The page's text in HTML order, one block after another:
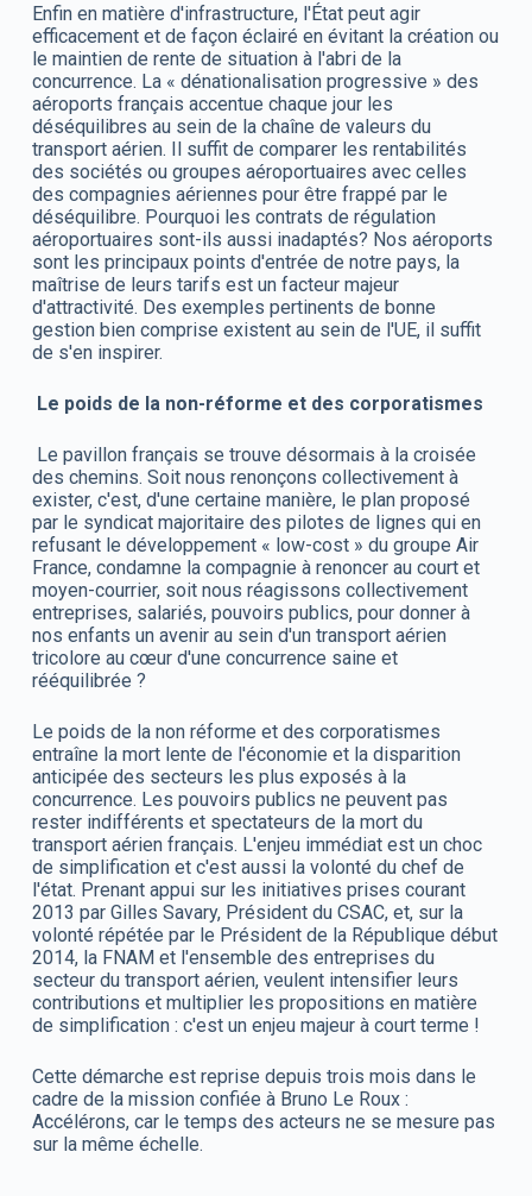
Enfin en matière d'infrastructure, l'État peut agir
efficacement et de façon éclairé en évitant la création ou
le maintien de rente de situation à l'abri de la
concurrence. La « dénationalisation progressive » des
aéroports français accentue chaque jour les
déséquilibres au sein de la chaîne de valeurs du
transport aérien. Il suffit de comparer les rentabilités
des sociétés ou groupes aéroportuaires avec celles
des compagnies aériennes pour être frappé par le
déséquilibre. Pourquoi les contrats de régulation
aéroportuaires sont-ils aussi inadaptés? Nos aéroports
sont les principaux points d'entrée de notre pays, la
maîtrise de leurs tarifs est un facteur majeur
d'attractivité. Des exemples pertinents de bonne
gestion bien comprise existent au sein de l'UE, il suffit
de s'en inspirer.
Le poids de la non-réforme et des corporatismes
Le pavillon français se trouve désormais à la croisée
des chemins. Soit nous renonçons collectivement à
exister, c'est, d'une certaine manière, le plan proposé
par le syndicat majoritaire des pilotes de lignes qui en
refusant le développement « low-cost » du groupe Air
France, condamne la compagnie à renoncer au court et
moyen-courrier, soit nous réagissons collectivement
entreprises, salariés, pouvoirs publics, pour donner à
nos enfants un avenir au sein d'un transport aérien
tricolore au cœur d'une concurrence saine et
rééquilibrée ?
Le poids de la non réforme et des corporatismes
entraîne la mort lente de l'économie et la disparition
anticipée des secteurs les plus exposés à la
concurrence. Les pouvoirs publics ne peuvent pas
rester indifférents et spectateurs de la mort du
transport aérien français. L'enjeu immédiat est un choc
de simplification et c'est aussi la volonté du chef de
l'état. Prenant appui sur les initiatives prises courant
2013 par Gilles Savary, Président du CSAC, et, sur la
volonté répétée par le Président de la République début
2014, la FNAM et l'ensemble des entreprises du
secteur du transport aérien, veulent intensifier leurs
contributions et multiplier les propositions en matière
de simplification : c'est un enjeu majeur à court terme !
Cette démarche est reprise depuis trois mois dans le
cadre de la mission confiée à Bruno Le Roux :
Accélérons, car le temps des acteurs ne se mesure pas
sur la même échelle.